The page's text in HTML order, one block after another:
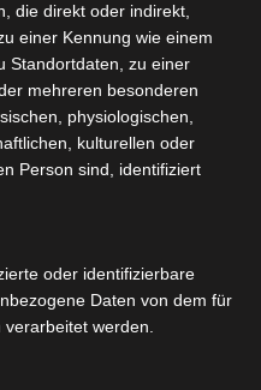
lehnt
– AS
auf die
die direkt oder indirekt,
einer Kennung wie einem
Standortdaten, zu einer
mehreren besonderen
physiologischen,
kulturellen oder
Person sind, identifiziert
oder identifizierbare
Daten von dem für
verarbeitet werden.